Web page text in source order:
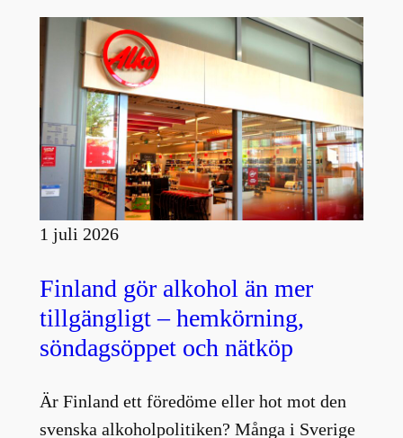
1 juli 2026
Finland gör alkohol än mer
tillgängligt – hemkörning,
söndagsöppet och nätköp
Är Finland ett föredöme eller hot mot den
svenska alkoholpolitiken? Många i Sverige